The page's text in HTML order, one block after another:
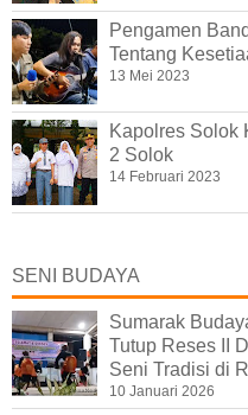
Pengamen
Tentang
13 Mei 2023
Kapolres Solok
2 Solok
14 Februari 2023
SENI BUDAYA
Sumarak
Tutup Reses II
Seni Tradisi di
10 Januari 2026